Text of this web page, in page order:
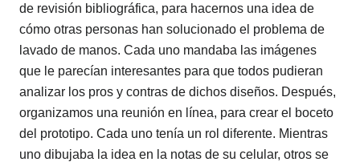
de revisión bibliográfica, para hacernos una idea de
cómo otras personas han solucionado el problema de
lavado de manos. Cada uno mandaba las imágenes
que le parecían interesantes para que todos pudieran
analizar los pros y contras de dichos diseños. Después,
organizamos una reunión en línea, para crear el boceto
del prototipo. Cada uno tenía un rol diferente. Mientras
uno dibujaba la idea en la notas de su celular, otros se